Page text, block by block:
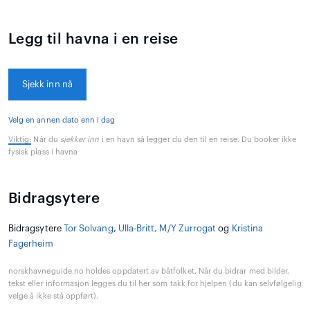
Legg til havna i en reise
Sjekk inn nå
Velg en annen dato enn i dag
Viktig: Når du sjekker inn i en havn så legger du den til en reise. Du booker ikke
fysisk plass i havna
Bidragsytere
Bidragsytere Tor Solvang, Ulla-Britt, M/Y Zurrogat og Kristina
Fagerheim
norskhavneguide.no holdes oppdatert av båtfolket. Når du bidrar med bilder,
tekst eller informasjon legges du til her som takk for hjelpen (du kan selvfølgelig
velge å ikke stå oppført).